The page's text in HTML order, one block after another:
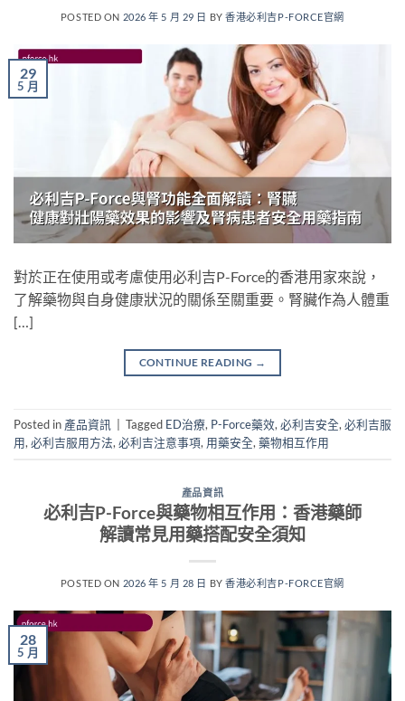
POSTED ON 2026 年 5 月 29 日 BY香港必利吉P-FORCE官網
29
5 月
對於正在使用或考慮使用必利吉P-Force的香港用家來說，
了解藥物與自身健康狀況的關係至關重要。腎臟作為人體重
[…]
CONTINUE READING →
Posted in 產品資訊 Tagged ED治療, P-Force藥效, 必利吉安全, 必利吉服
用, 必利吉服用方法, 必利吉注意事項, 用藥安全, 藥物相互作用
產品資訊
必利吉P-Force與藥物相互作用：香港藥師
解讀常見用藥搭配安全須知
POSTED ON 2026 年 5 月 28 日 BY香港必利吉P-FORCE官網
28
5 月